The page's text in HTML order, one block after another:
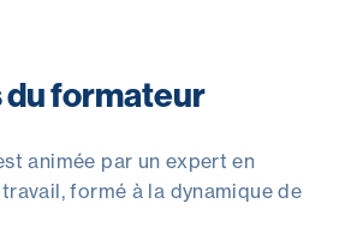
du formateur
animée par un expert en
formé à la dynamique de